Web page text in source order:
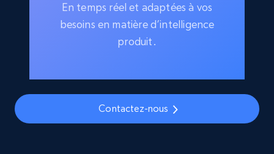
En temps réel et adaptées à vos
besoins en matière d’intelligence
produit.
Contactez-nous